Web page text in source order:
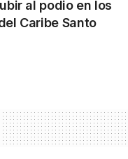
al podio en los
Caribe Santo